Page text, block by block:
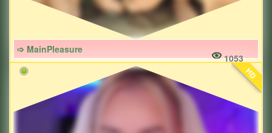
➩ MainPleasure
1053
HD